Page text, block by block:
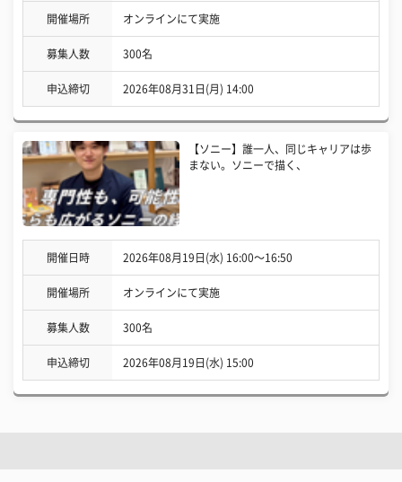
開催場所 オンラインにて実施
募集人数 300名
申込締切 2026年08月31日(月) 14:00
【ソニー】誰一人、同じキャリアは歩
まない。ソニーで描く、
開催日時 2026年08月19日(水) 16:00〜16:50
開催場所 オンラインにて実施
募集人数 300名
申込締切 2026年08月19日(水) 15:00